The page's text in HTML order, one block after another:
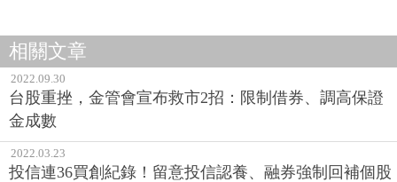
相關文章
2022.09.30
台股重挫，金管會宣布救市2招：限制借券、調高保證
金成數
2022.03.23
投信連36買創紀錄！留意投信認養、融券強制回補個股